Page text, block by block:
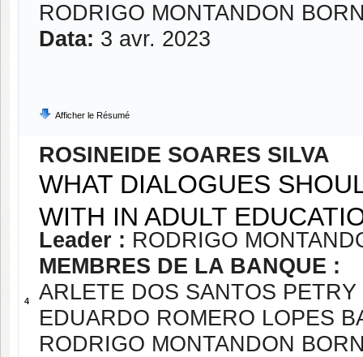
RODRIGO MONTANDON
Data: 3 avr. 2023
Afficher le Résumé
4
ROSINEIDE SOARES SILVA
WHAT DIALOGUES
WITH IN ADULT
Leader : RODRIGO
MEMBRES DE LA BANQUE :
ARLETE DOS SANTOS PETRY
EDUARDO ROMERO LOPES
RODRIGO MONTANDON